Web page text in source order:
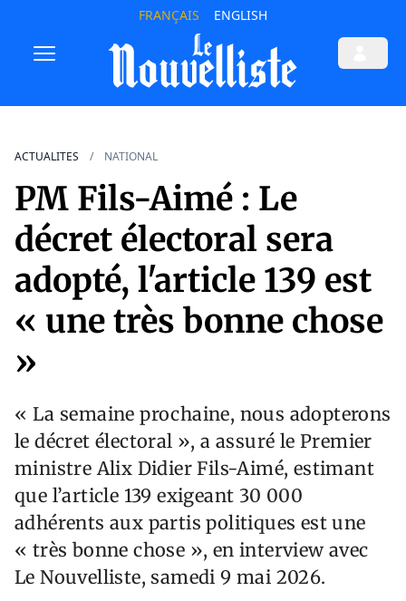
FRANÇAIS ENGLISH
ACTUALITES NATIONAL
PM Fils-Aimé : Le
décret électoral sera
adopté, l'article 139 est
« une très bonne chose
»
« La semaine prochaine, nous adopterons
le décret électoral », a assuré le Premier
ministre Alix Didier Fils-Aimé, estimant
que l’article 139 exigeant 30 000
adhérents aux partis politiques est une
« très bonne chose », en interview avec
Le Nouvelliste, samedi 9 mai 2026.